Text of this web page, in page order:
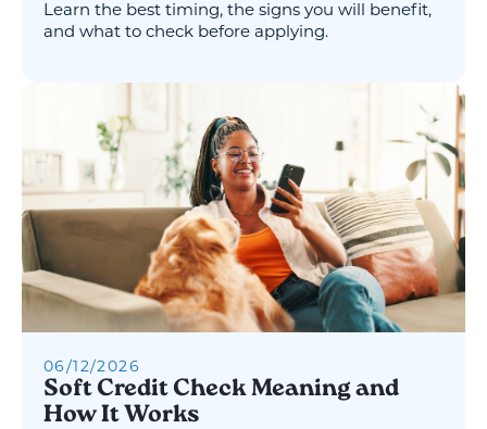
Learn the best timing, the signs you will benefit,
and what to check before applying.
06 / 12/2026
Soft Credit Check Meaning and
How It Works